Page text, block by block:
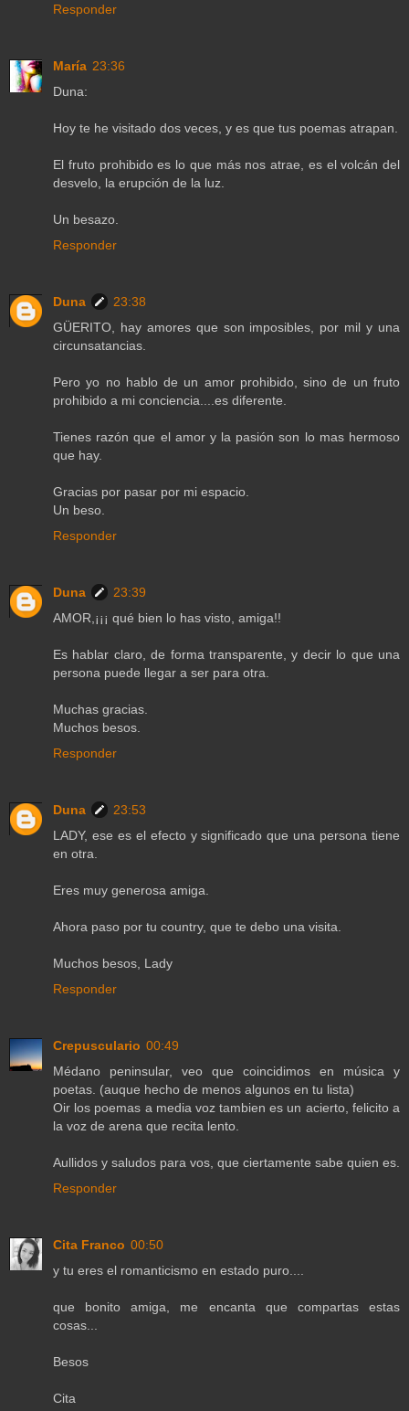
Responder
María 23:36
Duna:
Hoy te he visitado dos veces, y es que tus poemas atrapan.
El fruto prohibido es lo que más nos atrae, es el volcán del
desvelo, la erupción de la luz.
Un besazo.
Responder
Duna
23:38
GÜERITO, hay amores que son imposibles, por mil y una
circunsatancias.
Pero yo no hablo de un amor prohibido, sino de un fruto
prohibido a mi conciencia....es diferente.
Tienes razón que el amor y la pasión son lo mas hermoso
que hay.
Gracias por pasar por mi espacio.
Un beso.
Responder
Duna
23:39
AMOR,¡¡¡ qué bien lo has visto, amiga!!
Es hablar claro, de forma transparente, y decir lo que una
persona puede llegar a ser para otra.
Muchas gracias.
Muchos besos.
Responder
Duna
23:53
LADY, ese es el efecto y significado que una persona tiene
en otra.
Eres muy generosa amiga.
Ahora paso por tu country, que te debo una visita.
Muchos besos, Lady
Responder
Crepusculario 00:49
Médano peninsular, veo que coincidimos en música y
poetas. (auque hecho de menos algunos en tu lista)
Oir los poemas a media voz tambien es un acierto, felicito a
la voz de arena que recita lento.
Aullidos y saludos para vos, que ciertamente sabe quien es.
Responder
Cita Franco 00:50
y tu eres el romanticismo en estado puro....
que bonito amiga, me encanta que compartas estas
cosas...
Besos
Cita